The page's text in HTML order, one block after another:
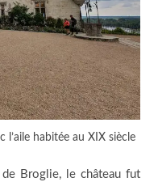
l’aile habitée au XIX siècle
Broglie, le château fut